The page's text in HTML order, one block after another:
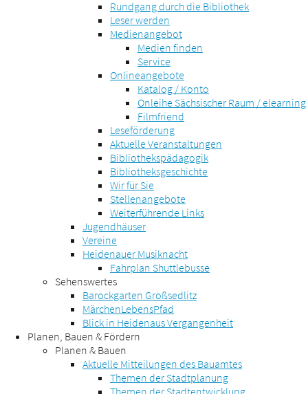
Rundgang durch die Bibliothek
Leser werden
Medienangebot
Medien finden
Service
Onlineangebote
Katalog / Konto
Onleihe Sächsischer Raum / elearning
Filmfriend
Leseförderung
Aktuelle Veranstaltungen
Bibliothekspädagogik
Bibliotheksgeschichte
Wir für Sie
Stellenangebote
Weiterführende Links
Jugendhäuser
Vereine
Heidenauer Musiknacht
Fahrplan Shuttlebusse
Sehenswertes
Barockgarten Großsedlitz
MärchenLebensPfad
Blick in Heidenaus Vergangenheit
Planen, Bauen & Fördern
Planen & Bauen
Aktuelle Mitteilungen des Bauamtes
Themen der Stadtplanung